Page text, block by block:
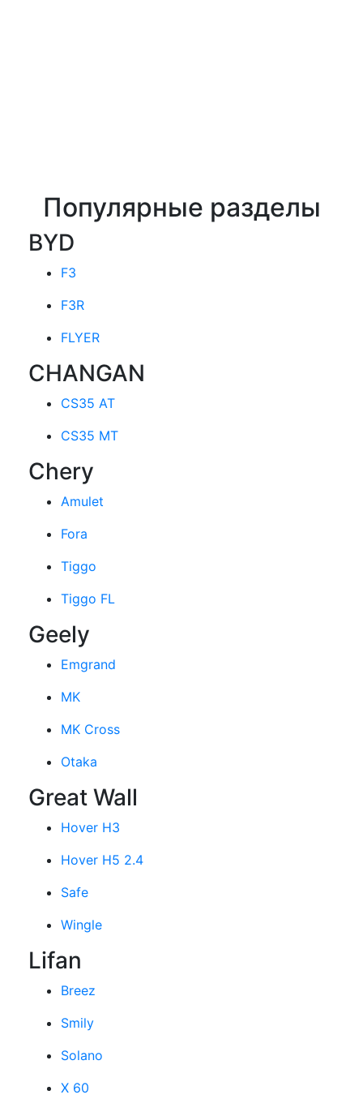
Популярные разделы
BYD
F3
F3R
FLYER
CHANGAN
CS35 AT
CS35 MT
Chery
Amulet
Fora
Tiggo
Tiggo FL
Geely
Emgrand
MK
MK Cross
Otaka
Great Wall
Hover H3
Hover H5 2.4
Safe
Wingle
Lifan
Breez
Smily
Solano
X 60